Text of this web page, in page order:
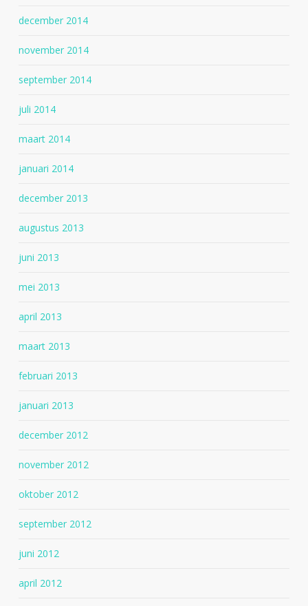
december 2014
november 2014
september 2014
juli 2014
maart 2014
januari 2014
december 2013
augustus 2013
juni 2013
mei 2013
april 2013
maart 2013
februari 2013
januari 2013
december 2012
november 2012
oktober 2012
september 2012
juni 2012
april 2012